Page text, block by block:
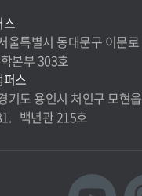
스
울특별시 동대문구 이문로
본부 303호
퍼스
기도 용인시 처인구 모현읍
백년관 215호